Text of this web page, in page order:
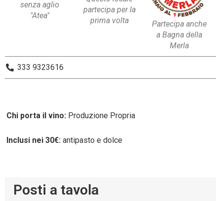
senza aglio
"Atea"
partecipa per la
prima volta
Partecipa anche
a Bagna della
Merla
333 9323616
Chi porta il vino: Produzione Propria
Inclusi nei 30€: antipasto e dolce
Posti a tavola